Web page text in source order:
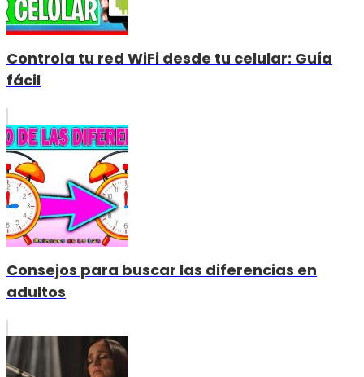
Controla tu red WiFi desde tu celular: Guía
fácil
Consejos para buscar las diferencias en
adultos